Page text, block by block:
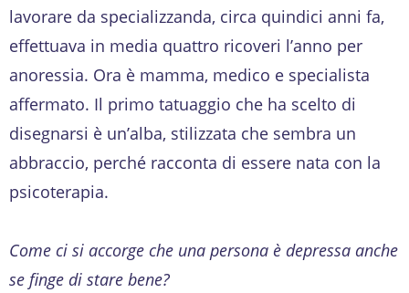
lavorare da specializzanda, circa quindici anni fa,
effettuava in media quattro ricoveri l’anno per
anoressia. Ora è mamma, medico e specialista
affermato. Il primo tatuaggio che ha scelto di
disegnarsi è un’alba, stilizzata che sembra un
abbraccio, perché racconta di essere nata con la
psicoterapia.
Come ci si accorge che una persona è depressa anche
se finge di stare bene?